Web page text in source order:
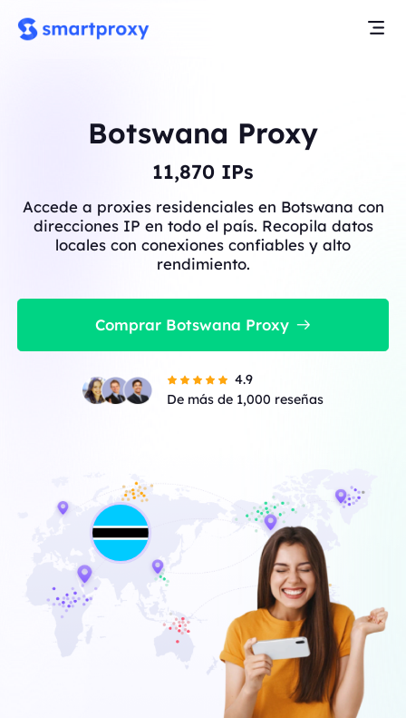
Botswana Proxy
11,882IPs
Accede a proxies residenciales en Botswana con
direcciones IP en todo el país. Recopila datos
locales con conexiones confiables y alto
rendimiento.
Comprar Botswana Proxy
4.9
De más de 1,000 reseñas